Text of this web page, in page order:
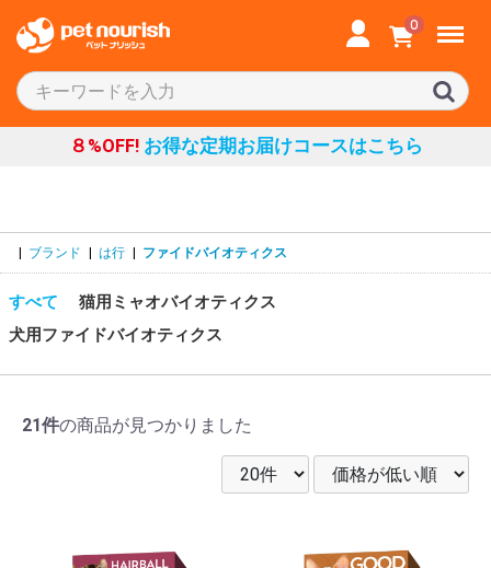
0 Menu
８%OFF!お得な定期お届けコースはこちら
ブランド は行 ファイドバイオティクス
すべて
猫用ミャオバイオティクス
犬用ファイドバイオティクス
21件の商品が見つかりました